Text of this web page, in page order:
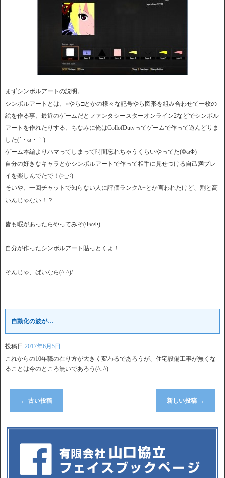
まずシンボルアートの説明。
シンボルアートとは、○やら□とかの様々な記号やら図形を組み合わせて一枚の
絵を作る事、最近のゲームだとファンタシースターオンライン2などでシンボル
アートを作れたりする、ちなみに俺はCollofDutyってゲームで作って遊んどりま
した(´・ω・｀)
ゲーム本編よりハマってしまって時間忘れちゃうくらいやってた(ΦωΦ)
自分の好きなキャラとかシンボルアートで作って相手に見せつける自己満プレ
イを楽しんでたで！(>_<)
そいや、一回チャットで知らない人に評価ランクA+とか言われたけど、割と高
いんじゃない！？
皆も暇があったらやってみそ(ΦωΦ)
自分が作ったシンボルアート貼っとくよ！
そんじゃ、ばいなら(^-^)/
自動化の波が…
投稿日 2017年6月5日
これからの10年職の在り方が大きく変わるであろうが、住宅設備工事が無くな
ることは今のところ無いであろう(^｡^)
← 古い投稿 新しい投稿 →